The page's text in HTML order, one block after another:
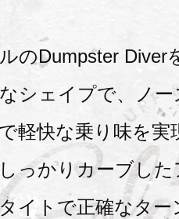
のDumpster Diver
シェイプで、ノ
軽快な乗り味を実
っかりカーブし
イトで正確なター